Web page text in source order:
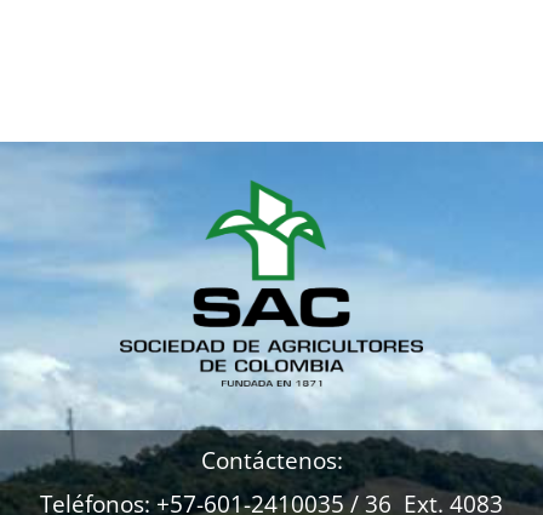
Contáctenos:
Teléfonos: +57-601-2410035 / 36 Ext. 4083